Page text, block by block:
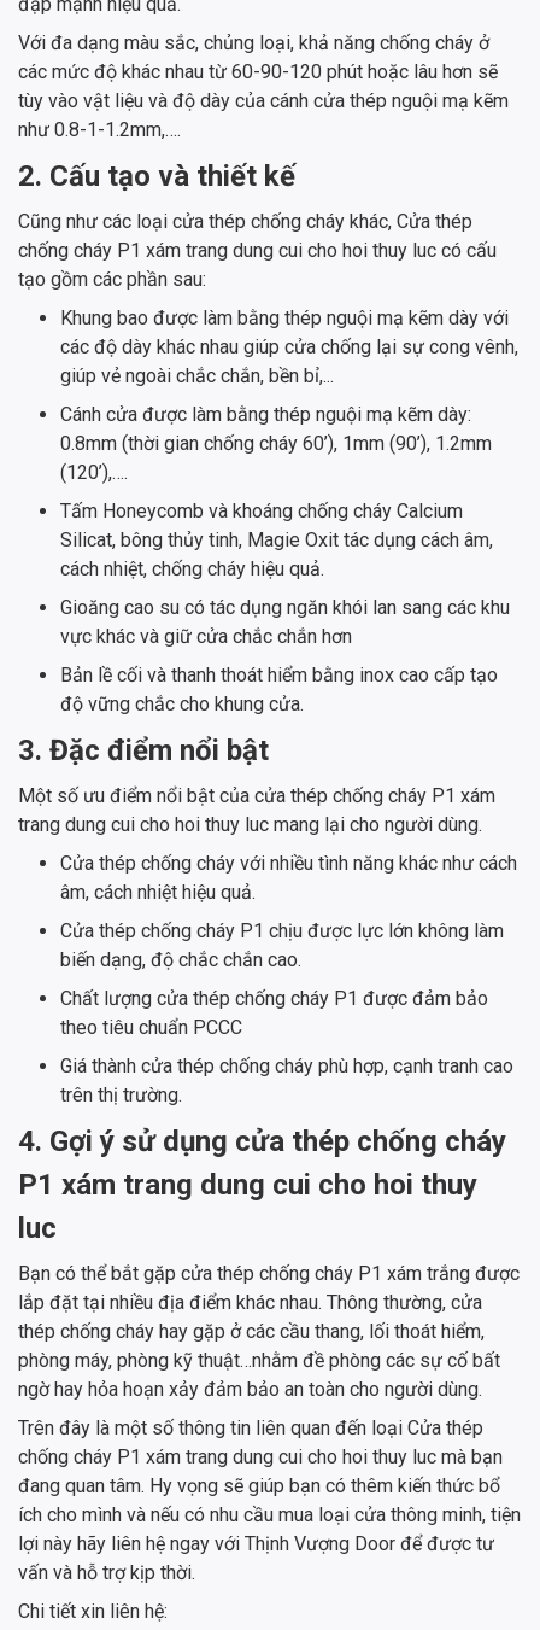
Với đa dạng màu sắc, chủng loại, khả năng chống cháy ở
các mức độ khác nhau từ 60-90-120 phút hoặc lâu hơn sẽ
tùy vào vật liệu và độ dày của cánh cửa thép nguội mạ kẽm
như 0.8-1-1.2mm,….
2. Cấu tạo và thiết kế
Cũng như các loại cửa thép chống cháy khác, Cửa thép
chống cháy P1 xám trang dung cui cho hoi thuy luc có cấu
tạo gồm các phần sau:
Khung bao được làm bằng thép nguội mạ kẽm dày với
các độ dày khác nhau giúp cửa chống lại sự cong vênh,
giúp vẻ ngoài chắc chắn, bền bỉ,...
Cánh cửa được làm bằng thép nguội mạ kẽm dày:
0.8mm (thời gian chống cháy 60’), 1mm (90’), 1.2mm
(120’),….
Tấm Honeycomb và khoáng chống cháy Calcium
Silicat, bông thủy tinh, Magie Oxit tác dụng cách âm,
cách nhiệt, chống cháy hiệu quả.
Gioăng cao su có tác dụng ngăn khói lan sang các khu
vực khác và giữ cửa chắc chắn hơn
Bản lề cối và thanh thoát hiểm bằng inox cao cấp tạo
độ vững chắc cho khung cửa.
3. Đặc điểm nổi bật
Một số ưu điểm nổi bật của cửa thép chống cháy P1 xám
trang dung cui cho hoi thuy luc mang lại cho người dùng.
Cửa thép chống cháy với nhiều tình năng khác như cách
âm, cách nhiệt hiệu quả.
Cửa thép chống cháy P1 chịu được lực lớn không làm
biến dạng, độ chắc chắn cao.
Chất lượng cửa thép chống cháy P1 được đảm bảo
theo tiêu chuẩn PCCC
Giá thành cửa thép chống cháy phù hợp, cạnh tranh cao
trên thị trường.
4. Gợi ý sử dụng cửa thép chống cháy
P1 xám trang dung cui cho hoi thuy
luc
Bạn có thể bắt gặp cửa thép chống cháy P1 xám trắng được
lắp đặt tại nhiều địa điểm khác nhau. Thông thường, cửa
thép chống cháy hay gặp ở các cầu thang, lối thoát hiểm,
phòng máy, phòng kỹ thuật…nhằm đề phòng các sự cố bất
ngờ hay hỏa hoạn xảy đảm bảo an toàn cho người dùng.
Trên đây là một số thông tin liên quan đến loại Cửa thép
chống cháy P1 xám trang dung cui cho hoi thuy luc mà bạn
đang quan tâm. Hy vọng sẽ giúp bạn có thêm kiến thức bổ
ích cho mình và nếu có nhu cầu mua loại cửa thông minh, tiện
lợi này hãy liên hệ ngay với Thịnh Vượng Door để được tư
vấn và hỗ trợ kịp thời.
Chi tiết xin liên hệ: